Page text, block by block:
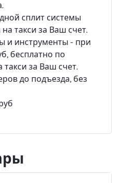
сплит системы
такси за Ваш счет.
и инструменты - при
бесплатно по
такси за Ваш счет.
до подъезда, без